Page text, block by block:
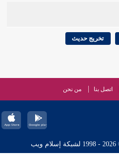
تخريج حديث
اتصل بنا من نحن